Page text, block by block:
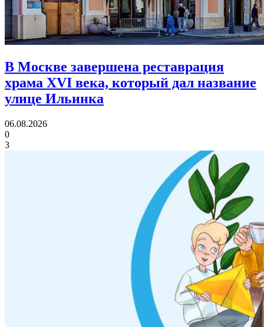
В Москве завершена реставрация
храма XVI века, который дал название
улице Ильинка
06.08.2026
0
3